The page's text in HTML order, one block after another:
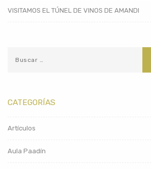
VISITAMOS EL TÚNEL DE VINOS DE AMANDI
CATEGORÍAS
Artículos
Aula Paadín